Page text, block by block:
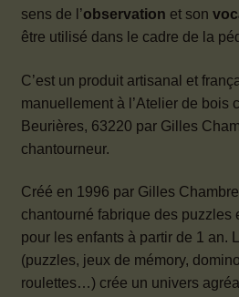
sens de l’observation et son
être utilisé dans le cadre de la
C’est un produit artisanal et
manuellement à l’Atelier de bois
Beurières, 63220 par Gilles
chantourneur.
Créé en 1996 par Gilles
chantourné fabrique des puzzles
pour les enfants à partir de 1 an.
(puzzles, jeux de mémory,
roulettes…) crée un univers